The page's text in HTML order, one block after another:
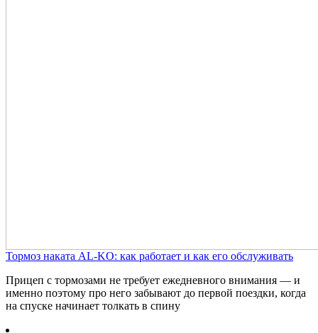
Тормоз наката AL-KO: как работает и как его обслуживать
Прицеп с тормозами не требует ежедневного внимания — и
именно поэтому про него забывают до первой поездки, когда
на спуске начинает толкать в спину